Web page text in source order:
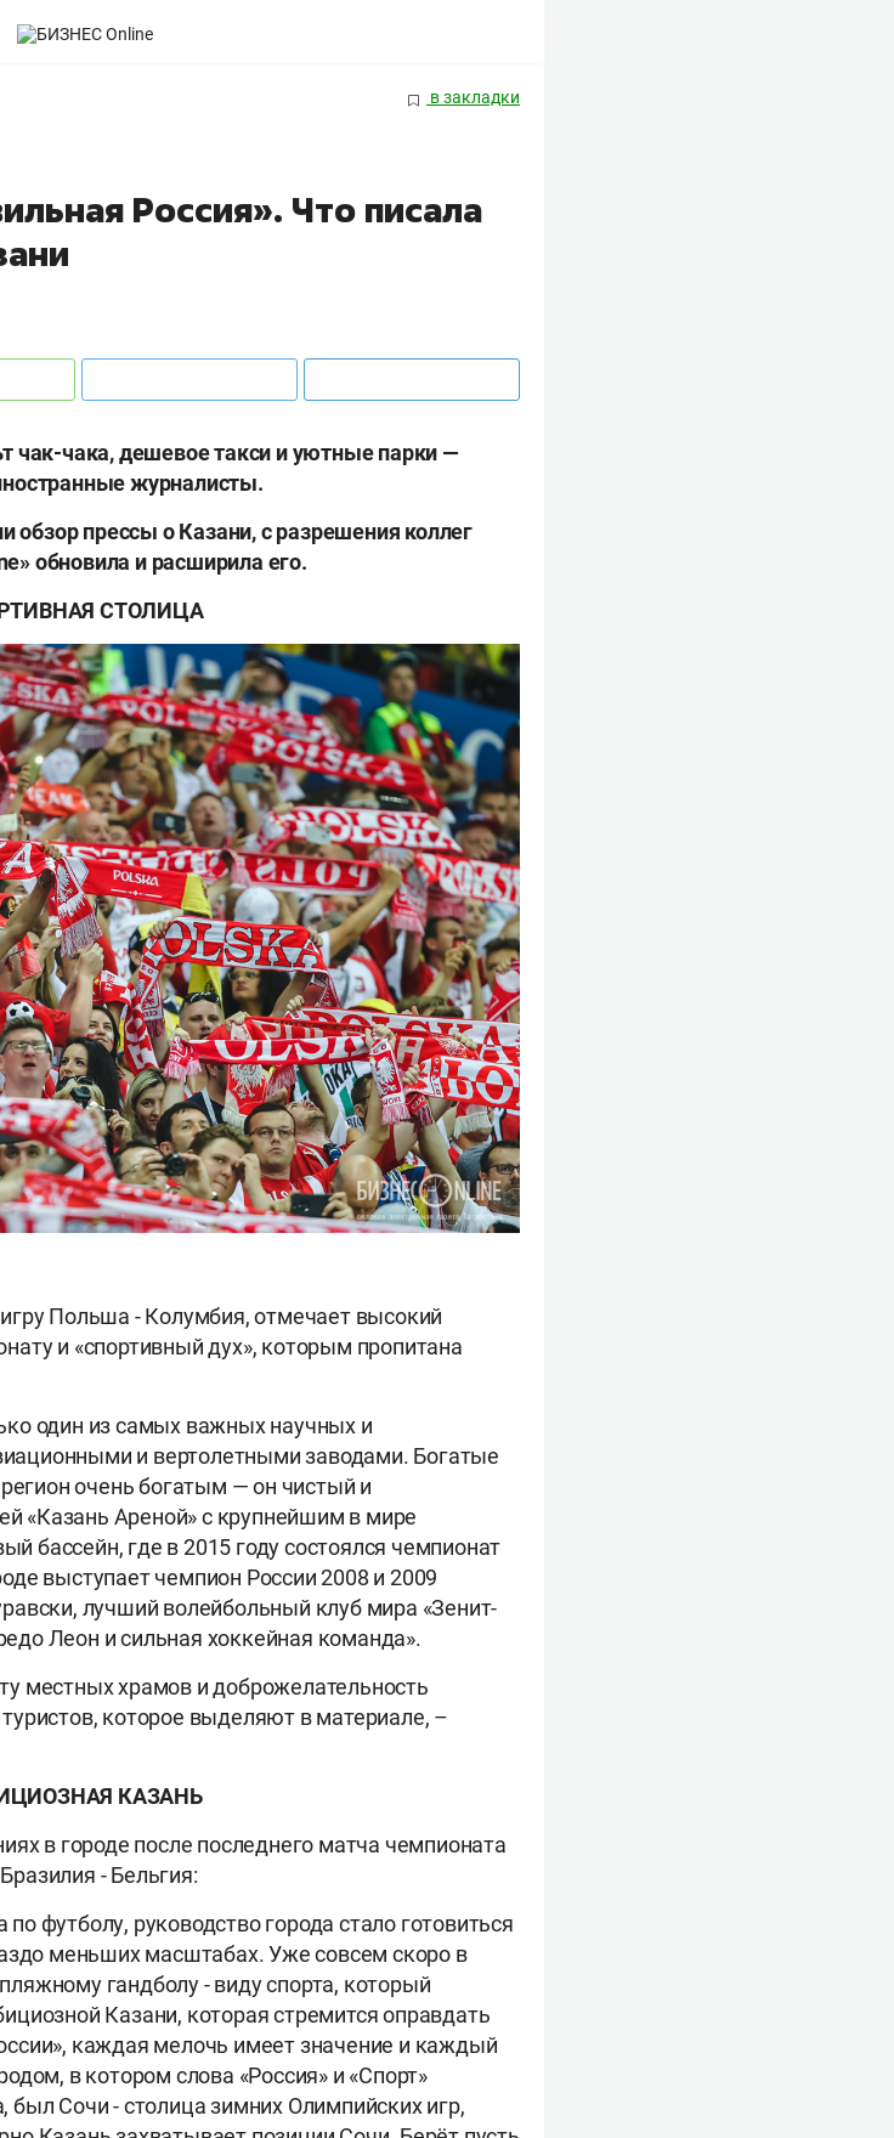
в закладки
Россия». Что писала
чак-чака, дешевое такси и уютные парки —
журналисты.
обзор прессы о Казани, с разрешения коллег
обновила и расширила его.
СТОЛИЦА
Польша - Колумбия, отмечает высокий
и «спортивный дух», которым пропитана
один из самых важных научных и
и вертолетными заводами. Богатые
очень богатым — он чистый и
«Казань Ареной» с крупнейшим в мире
бассейн, где в 2015 году состоялся чемпионат
выступает чемпион России 2008 и 2009
лучший волейбольный клуб мира «Зенит-
Леон и сильная хоккейная команда».
местных храмов и доброжелательность
которое выделяют в материале, –
КАЗАНЬ
в городе после последнего матча чемпионата
- Бельгия:
футболу, руководство города стало готовиться
меньших масштабах. Уже совсем скоро в
гандболу - виду спорта, который
Казани, которая стремится оправдать
каждая мелочь имеет значение и каждый
в котором слова «Россия» и «Спорт»
был Сочи - столица зимних Олимпийских игр,